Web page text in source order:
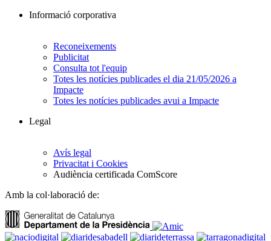
Informació corporativa
Reconeixements
Publicitat
Consulta tot l'equip
Totes les notícies publicades el dia 21/05/2026 a
Impacte
Totes les notícies publicades avui a Impacte
Legal
Avís legal
Privacitat i Cookies
Audiència certificada ComScore
Amb la col·laboració de: